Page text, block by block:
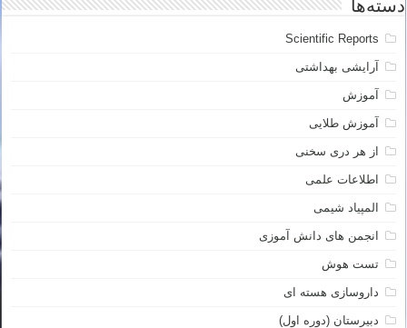
دسته‌ها
Scientific Reports
آرایشی بهداشتی
آموزش
آموزش طلایی
از هر دری سخنی
اطلاعات علمی
المپیاد شیمی
انجمن های دانش آموزی
تست هوش
داروسازی هسته ای
دبیرستان (دوره اول)